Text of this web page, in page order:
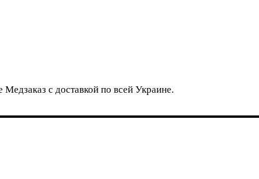
с доставкой по всей Украине.